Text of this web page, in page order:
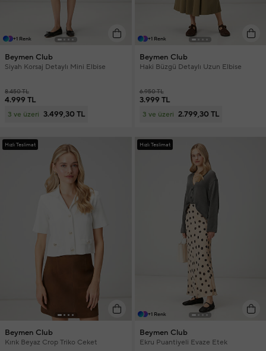
+1 Renk
Beymen Club
Siyah Korsaj Detaylı Mini Elbise
8.450 TL
4.999 TL
3 ve üzeri 3.499,30 TL
+1 Renk
Beymen Club
Haki Büzgü Detaylı Uzun Elbise
6.950 TL
3.999 TL
3 ve üzeri 2.799,30 TL
Hızlı Teslimat
Beymen Club
Kırık Beyaz Crop Triko Ceket
Hızlı Teslimat
+1 Renk
Beymen Club
Ekru Puantiyeli Evaze Etek